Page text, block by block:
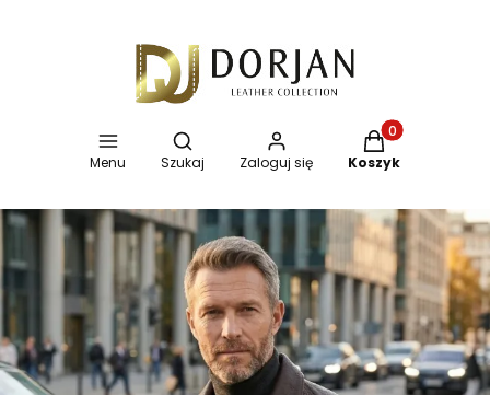
Menu
Otwórz wyszukiwarkę
Szukaj Zaloguj się
Produkty w
Koszyk